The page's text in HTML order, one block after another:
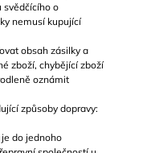
svědčícího o
nemusí kupující
obsah zásilky a
zboží, chybějící zboží
oznámit
způsoby dopravy:
do jednoho